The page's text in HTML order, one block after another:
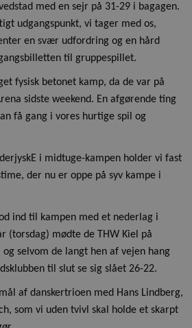
med en sejr på 31-29 i bagagen.
udgangspunkt, vi tager med os,
en svær udfordring og en hård
til gruppespillet.
fysisk betonet kamp, da de var på
sidste weekend. En afgørende ting
få gang i vores hurtige spil og
i midtuge-kampen holder vi fast
der nu er oppe på syv kampe i
ind til kampen med et nederlag i
(torsdag) mødte de THW Kiel på
og selvom de langt hen af vejen hang
til slut se sig slået 26-22.
af danskertrioen med Hans Lindberg,
som vi uden tvivl skal holde et skarpt